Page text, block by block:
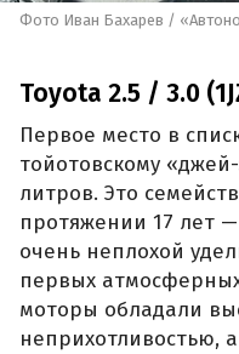
Фото Иван Бахарев /
Toyota 2.5 / 3.0
Первое место в
тойотовскому
литров. Это
протяжении 17 лет
очень неплохой
первых
моторы обладали
неприхотливостью,